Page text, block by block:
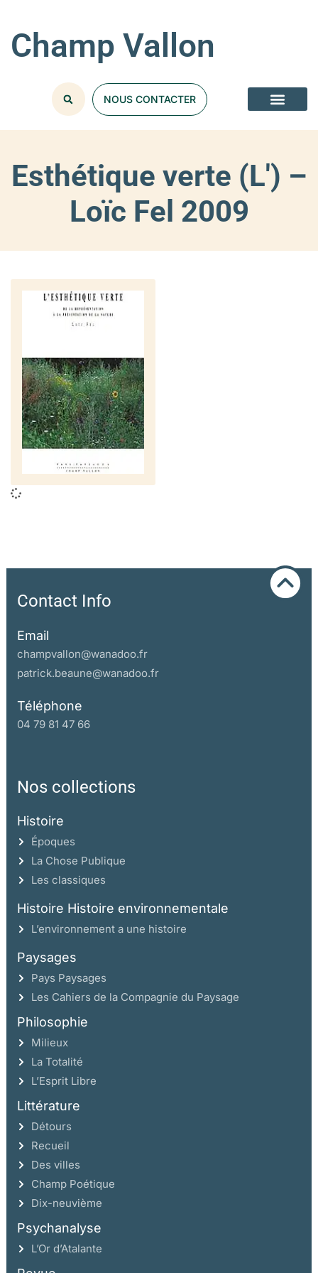
Champ Vallon
NOUS CONTACTER
Esthétique verte (L') –
Loïc Fel 2009
Contact Info
Email
champvallon@wanadoo.fr
patrick.beaune@wanadoo.fr
Téléphone
04 79 81 47 66
Nos collections
Histoire
Époques
La Chose Publique
Les classiques
Histoire Histoire environnementale
L’environnement a une histoire
Paysages
Pays Paysages
Les Cahiers de la Compagnie du Paysage
Philosophie
Milieux
La Totalité
L’Esprit Libre
Littérature
Détours
Recueil
Des villes
Champ Poétique
Dix-neuvième
Psychanalyse
L’Or d’Atalante